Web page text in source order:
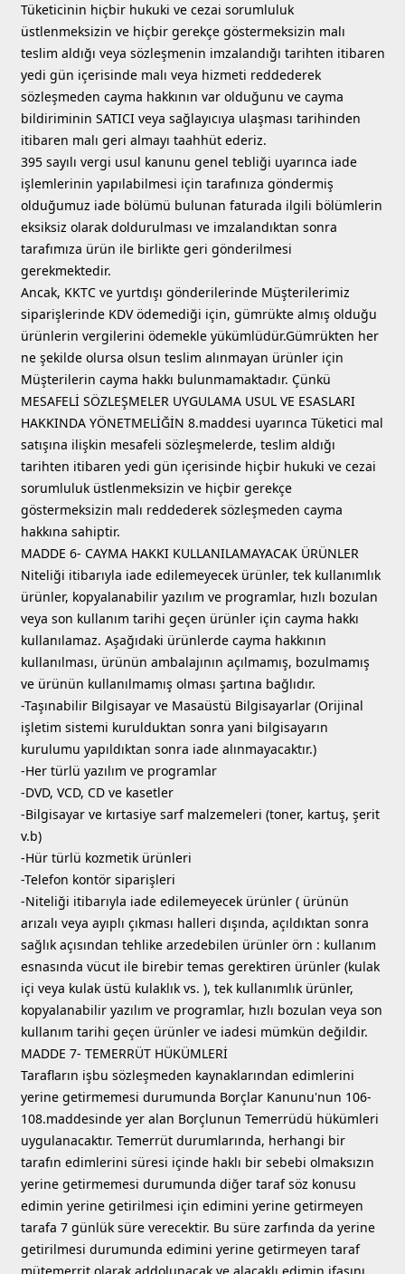
Tüketicinin hiçbir hukuki ve cezai sorumluluk
üstlenmeksizin ve hiçbir gerekçe göstermeksizin malı
teslim aldığı veya sözleşmenin imzalandığı tarihten itibaren
yedi gün içerisinde malı veya hizmeti reddederek
sözleşmeden cayma hakkının var olduğunu ve cayma
bildiriminin SATICI veya sağlayıcıya ulaşması tarihinden
itibaren malı geri almayı taahhüt ederiz.
395 sayılı vergi usul kanunu genel tebliği uyarınca iade
işlemlerinin yapılabilmesi için tarafınıza göndermiş
olduğumuz iade bölümü bulunan faturada ilgili bölümlerin
eksiksiz olarak doldurulması ve imzalandıktan sonra
tarafımıza ürün ile birlikte geri gönderilmesi
gerekmektedir.
Ancak, KKTC ve yurtdışı gönderilerinde Müşterilerimiz
siparişlerinde KDV ödemediği için, gümrükte almış olduğu
ürünlerin vergilerini ödemekle yükümlüdür.Gümrükten her
ne şekilde olursa olsun teslim alınmayan ürünler için
Müşterilerin cayma hakkı bulunmamaktadır. Çünkü
MESAFELİ SÖZLEŞMELER UYGULAMA USUL VE ESASLARI
HAKKINDA YÖNETMELİĞİN 8.maddesi uyarınca Tüketici mal
satışına ilişkin mesafeli sözleşmelerde, teslim aldığı
tarihten itibaren yedi gün içerisinde hiçbir hukuki ve cezai
sorumluluk üstlenmeksizin ve hiçbir gerekçe
göstermeksizin malı reddederek sözleşmeden cayma
hakkına sahiptir.
MADDE 6- CAYMA HAKKI KULLANILAMAYACAK ÜRÜNLER
Niteliği itibarıyla iade edilemeyecek ürünler, tek kullanımlık
ürünler, kopyalanabilir yazılım ve programlar, hızlı bozulan
veya son kullanım tarihi geçen ürünler için cayma hakkı
kullanılamaz. Aşağıdaki ürünlerde cayma hakkının
kullanılması, ürünün ambalajının açılmamış, bozulmamış
ve ürünün kullanılmamış olması şartına bağlıdır.
-Taşınabilir Bilgisayar ve Masaüstü Bilgisayarlar (Orijinal
işletim sistemi kurulduktan sonra yani bilgisayarın
kurulumu yapıldıktan sonra iade alınmayacaktır.)
-Her türlü yazılım ve programlar
-DVD, VCD, CD ve kasetler
-Bilgisayar ve kırtasiye sarf malzemeleri (toner, kartuş, şerit
v.b)
-Hür türlü kozmetik ürünleri
-Telefon kontör siparişleri
-Niteliği itibarıyla iade edilemeyecek ürünler ( ürünün
arızalı veya ayıplı çıkması halleri dışında, açıldıktan sonra
sağlık açısından tehlike arzedebilen ürünler örn : kullanım
esnasında vücut ile birebir temas gerektiren ürünler (kulak
içi veya kulak üstü kulaklık vs. ), tek kullanımlık ürünler,
kopyalanabilir yazılım ve programlar, hızlı bozulan veya son
kullanım tarihi geçen ürünler ve iadesi mümkün değildir.
MADDE 7- TEMERRÜT HÜKÜMLERİ
Tarafların işbu sözleşmeden kaynaklarından edimlerini
yerine getirmemesi durumunda Borçlar Kanunu'nun 106-
108.maddesinde yer alan Borçlunun Temerrüdü hükümleri
uygulanacaktır. Temerrüt durumlarında, herhangi bir
tarafın edimlerini süresi içinde haklı bir sebebi olmaksızın
yerine getirmemesi durumunda diğer taraf söz konusu
edimin yerine getirilmesi için edimini yerine getirmeyen
tarafa 7 günlük süre verecektir. Bu süre zarfında da yerine
getirilmesi durumunda edimini yerine getirmeyen taraf